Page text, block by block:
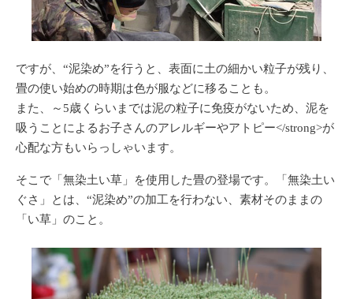
ですが、“泥染め”を行うと、表面に土の細かい粒子が残り、
畳の使い始めの時期は色が服などに移る ことも。
また、～5歳くらいまでは泥の粒子に免疫がないため、泥を
吸うことによるお子さんのアレルギーやアトピー</strong>が
心配な方もいらっしゃいます。
そこで「無染土い草」を使用した畳の登場です。「無染土い
ぐさ」とは、“泥染め”の加工を行わない、素材そのままの
「い草」のこと。